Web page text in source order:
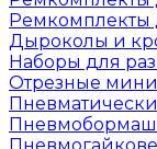
Дыроколы и
Наборы для
Отрезные